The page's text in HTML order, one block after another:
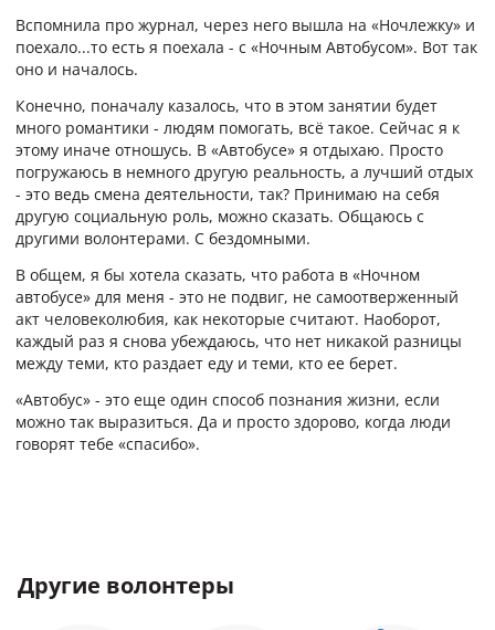
Вспомнила про журнал, через него вышла на «Ночлежку» и
поехало...то есть я поехала - с «Ночным Автобусом». Вот так
оно и началось.
Конечно, поначалу казалось, что в этом занятии будет
много романтики - людям помогать, всё такое. Сейчас я к
этому иначе отношусь. В «Автобусе» я отдыхаю. Просто
погружаюсь в немного другую реальность, а лучший отдых
- это ведь смена деятельности, так? Принимаю на себя
другую социальную роль, можно сказать. Общаюсь с
другими волонтерами. С бездомными.
В общем, я бы хотела сказать, что работа в «Ночном
автобусе» для меня - это не подвиг, не самоотверженный
акт человеколюбия, как некоторые считают. Наоборот,
каждый раз я снова убеждаюсь, что нет никакой разницы
между теми, кто раздает еду и теми, кто ее берет.
«Автобус» - это еще один способ познания жизни, если
можно так выразиться. Да и просто здорово, когда люди
говорят тебе «спасибо».
Другие волонтеры